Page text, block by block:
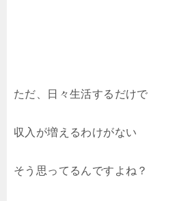
ただ、日々生活するだけで
収入が増えるわけがない
そう思ってるんですよね？